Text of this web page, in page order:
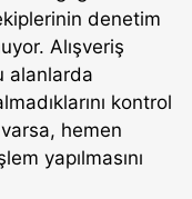
denetim
Alışveriş
alanlarda
kontrol
hemen
yapılmasını